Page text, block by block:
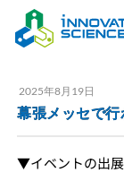
2025年8月19日
幕張メッセで行
▼イベントの出